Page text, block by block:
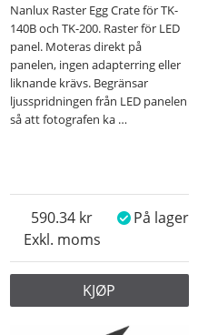
Nanlux Raster Egg Crate för TK-
140B och TK-200. Raster för LED
panel. Moteras direkt på
panelen, ingen adapterring eller
liknande krävs. Begränsar
ljusspridningen från LED panelen
så att fotografen ka …
Exkl. moms
590.34 På lager
KJØP